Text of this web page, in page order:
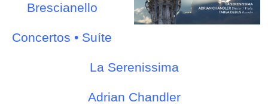
Brescianello
Concertos • Suíte
La Serenissima
Adrian Chandler